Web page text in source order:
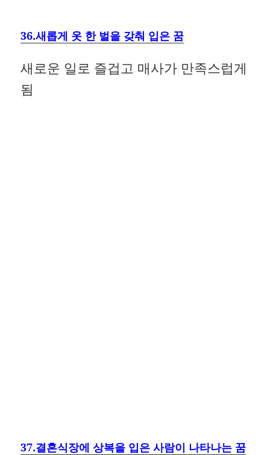
36.새롭게 옷 한 벌을 갖춰 입은 꿈
새로운 일로 즐겁고 매사가 만족스럽게
됨
37.결혼식장에 상복을 입은 사람이 나타나는 꿈